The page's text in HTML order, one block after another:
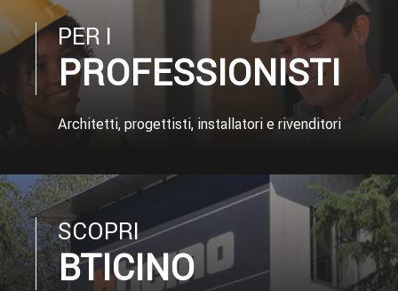
PER I
PROFESSIONISTI
Architetti, progettisti, installatori e rivenditori
SCOPRI
BTICINO